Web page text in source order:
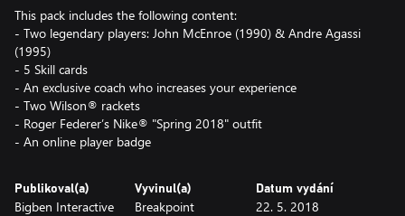
This pack includes the following content:
- Two legendary players: John McEnroe (1990) & Andre Agassi
(1995)
- 5 Skill cards
- An exclusive coach who increases your experience
- Two Wilson® rackets
- Roger Federer’s Nike® "Spring 2018" outfit
- An online player badge
Publikoval(a)
Bigben Interactive
Vyvinul(a)
Breakpoint
Datum vydání
22. 5. 2018